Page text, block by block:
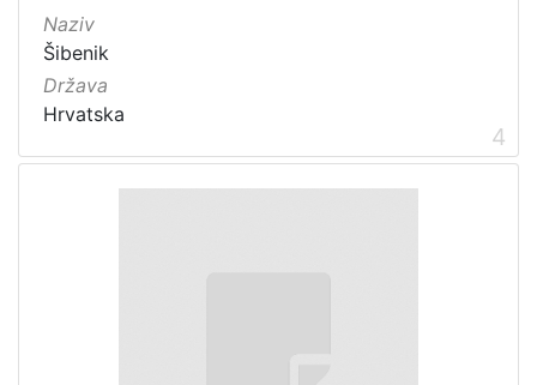
Naziv
Šibenik
Država
Hrvatska
4